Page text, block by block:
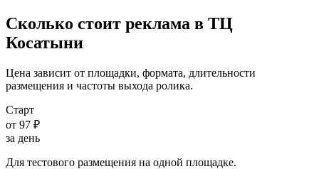
Сколько стоит реклама в ТЦ
Косатыни
Цена зависит от площадки, формата, длительности
размещения и частоты выхода ролика.
Старт
от 97 ₽
за день
Для тестового размещения на одной площадке.